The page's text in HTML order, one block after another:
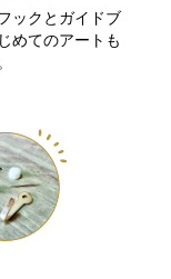
ックとガイドブ
めてのアートも